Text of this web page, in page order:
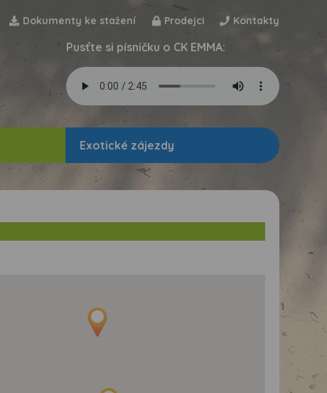
Dokumenty ke stažení Prodejci Kontakty
Pusťte si písničku o CK EMMA:
Exotické zájezdy